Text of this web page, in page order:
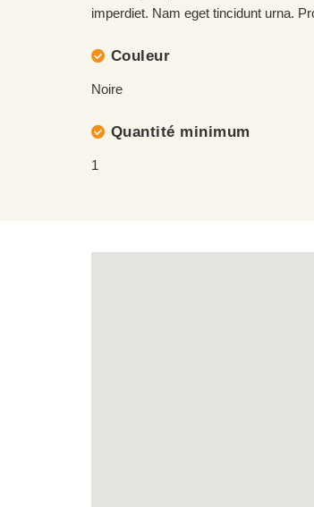
imperdiet. Nam eget tincidunt urna.
Couleur
Noire
Quantité minimum
1